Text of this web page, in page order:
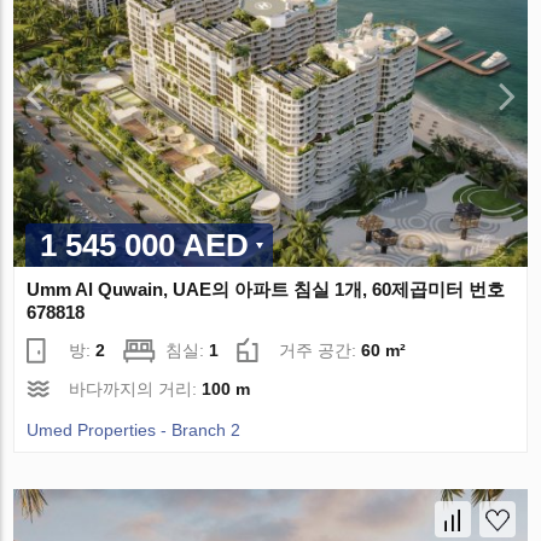
1 545 000 AED
Umm Al Quwain, UAE의 아파트 침실 1개, 60제곱미터 번호
678818
방:2 침실: 1 거주 공간:60 m²
바다까지의 거리: 100 m
Umed Properties - Branch 2